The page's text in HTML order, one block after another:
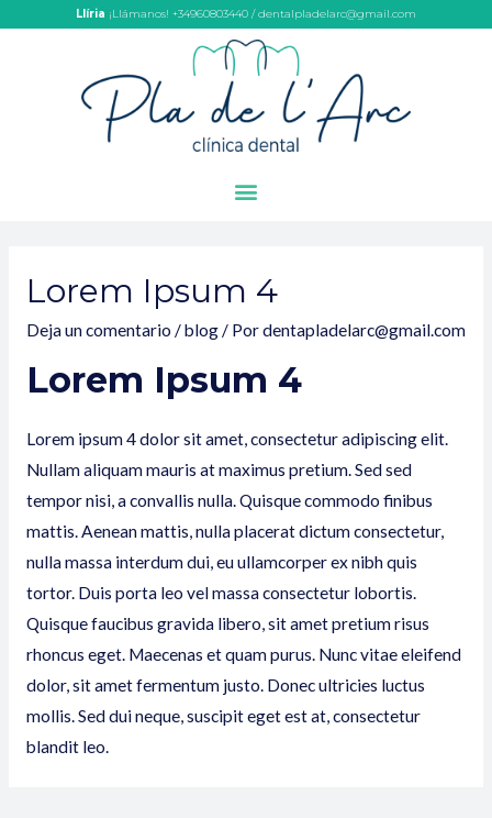
Llíria ¡Llámanos! +34960803440 / dentalpladelarc@gmail.com
Lorem Ipsum 4
Deja un comentario /blog/ Pordentapladelarc@gmail.com
Lorem Ipsum 4
Lorem ipsum 4 dolor sit amet, consectetur adipiscing elit.
Nullam aliquam mauris at maximus pretium. Sed sed
tempor nisi, a convallis nulla. Quisque commodo finibus
mattis. Aenean mattis, nulla placerat dictum consectetur,
nulla massa interdum dui, eu ullamcorper ex nibh quis
tortor. Duis porta leo vel massa consectetur lobortis.
Quisque faucibus gravida libero, sit amet pretium risus
rhoncus eget. Maecenas et quam purus. Nunc vitae eleifend
dolor, sit amet fermentum justo. Donec ultricies luctus
mollis. Sed dui neque, suscipit eget est at, consectetur
blandit leo.